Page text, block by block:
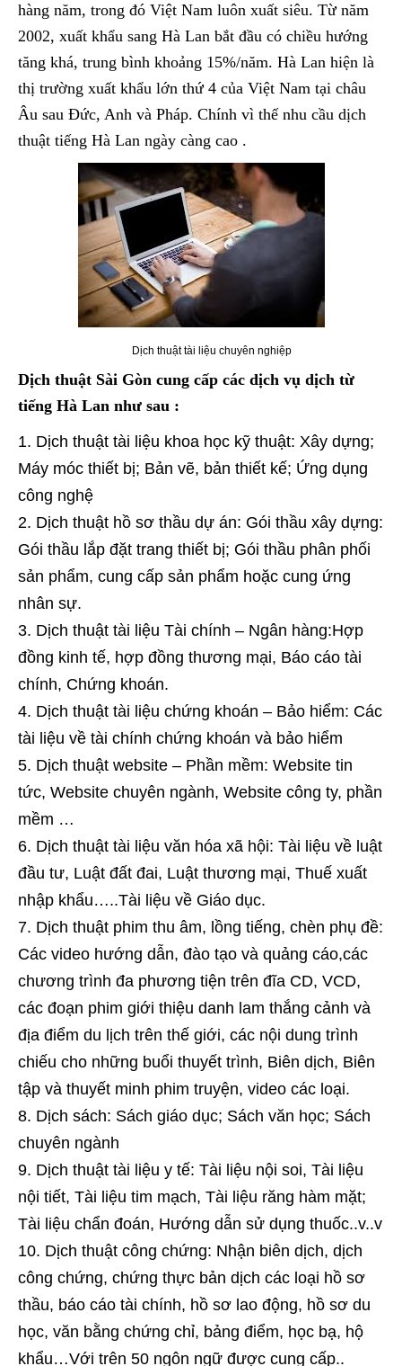
hàng năm, trong đó Việt Nam luôn xuất siêu. Từ năm
2002, xuất khẩu sang Hà Lan bắt đầu có chiều hướng
tăng khá, trung bình khoảng 15%/năm. Hà Lan hiện là
thị trường xuất khẩu lớn thứ 4 của Việt Nam tại châu
Âu sau Đức, Anh và Pháp. Chính vì thế nhu cầu dịch
thuật tiếng Hà Lan ngày càng cao .
Dịch thuật tài liệu chuyên nghiệp
Dịch thuật Sài Gòn cung cấp các dịch vụ dịch từ
tiếng Hà Lan như sau :
Dịch thuật tài liệu khoa học kỹ thuật: Xây dựng;
Máy móc thiết bị; Bản vẽ, bản thiết kế; Ứng dụng
công nghệ
Dịch thuật hồ sơ thầu dự án: Gói thầu xây dựng:
Gói thầu lắp đặt trang thiết bị; Gói thầu phân phối
sản phẩm, cung cấp sản phẩm hoặc cung ứng
nhân sự.
Dịch thuật tài liệu Tài chính – Ngân hàng:Hợp
đồng kinh tế, hợp đồng thương mại, Báo cáo tài
chính, Chứng khoán.
Dịch thuật tài liệu chứng khoán – Bảo hiểm: Các
tài liệu về tài chính chứng khoán và bảo hiểm
Dịch thuật website – Phần mềm: Website tin
tức, Website chuyên ngành, Website công ty, phần
mềm …
Dịch thuật tài liệu văn hóa xã hội: Tài liệu về luật
đầu tư, Luật đất đai, Luật thương mại, Thuế xuất
nhập khẩu…..Tài liệu về Giáo dục.
Dịch thuật phim thu âm, lồng tiếng, chèn phụ đề:
Các video hướng dẫn, đào tạo và quảng cáo,các
chương trình đa phương tiện trên đĩa CD, VCD,
các đoạn phim giới thiệu danh lam thắng cảnh và
địa điểm du lịch trên thế giới, các nội dung trình
chiếu cho những buổi thuyết trình, Biên dịch, Biên
tập và thuyết minh phim truyện, video các loại.
Dịch sách: Sách giáo dục; Sách văn học; Sách
chuyên ngành
Dịch thuật tài liệu y tế: Tài liệu nội soi, Tài liệu
nội tiết, Tài liệu tim mạch, Tài liệu răng hàm mặt;
Tài liệu chẩn đoán, Hướng dẫn sử dụng thuốc..v..v
Dịch thuật công chứng: Nhận biên dịch, dịch
công chứng, chứng thực bản dịch các loại hồ sơ
thầu, báo cáo tài chính, hồ sơ lao động, hồ sơ du
học, văn bằng chứng chỉ, bảng điểm, học bạ, hộ
khẩu…Với trên 50 ngôn ngữ được cung cấp..